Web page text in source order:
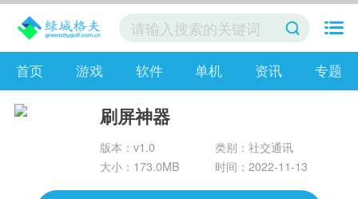
首页 游戏 软件 单机 资讯 专题
刷屏神器
版本：v1.0
类别：社交通讯
大小：173.0MB
时间：2022-11-13